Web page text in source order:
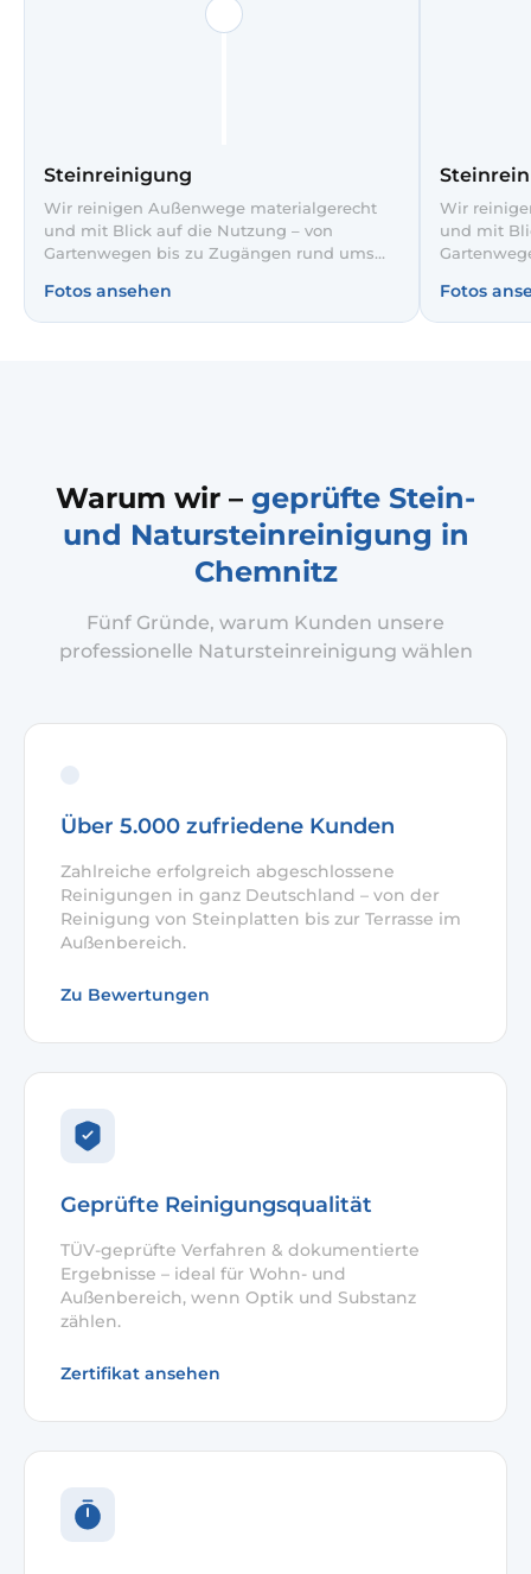
Steinreinigung
Wir reinigen Außenwege materialgerecht
und mit Blick auf die Nutzung – von
Gartenwegen bis zu Zugängen rund ums
möchten, stimmen wir Verfahren und Mittel
auf Steinart und Zustand ab.
Fotos ansehen
Wir
und mit
möchten,
auf
Fotos
Warum wir – geprüfte Stein-
und Natursteinreinigung in
Chemnitz
Fünf Gründe, warum Kunden unsere
professionelle Natursteinreinigung wählen
Über 5.000 zufriedene Kunden
Zahlreiche erfolgreich abgeschlossene
Reinigungen in ganz Deutschland – von der
Reinigung von Steinplatten bis zur Terrasse im
Außenbereich.
Zu Bewertungen
Geprüfte Reinigungsqualität
TÜV-geprüfte Verfahren & dokumentierte
Ergebnisse – ideal für Wohn- und
Außenbereich, wenn Optik und Substanz
zählen.
Zertifikat ansehen